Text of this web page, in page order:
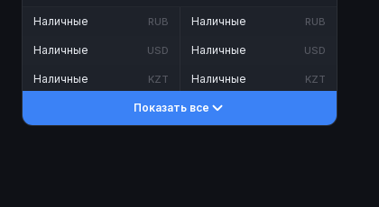
Наличные RUB
Наличные USD
Наличные KZT
Наличные RUB
Наличные USD
Наличные KZT
Показать все